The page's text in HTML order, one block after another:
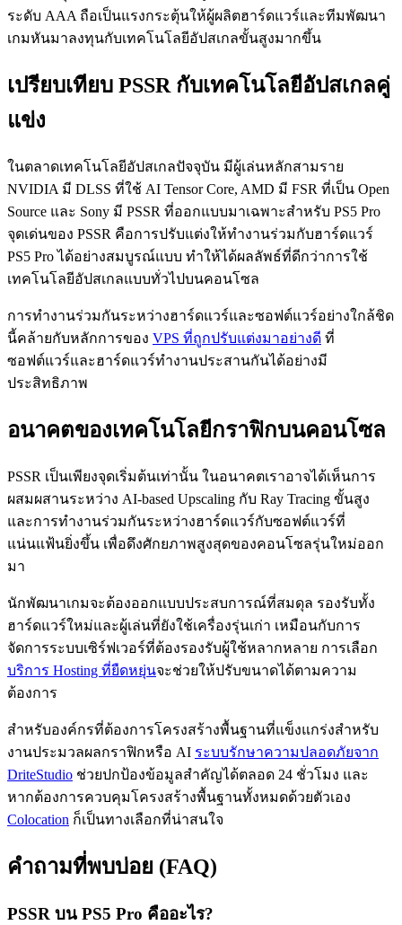
ระดับ AAA ถือเป็นแรงกระตุ้นให้ผู้ผลิตฮาร์ดแวร์และทีมพัฒนา
เกมหันมาลงทุนกับเทคโนโลยีอัปสเกลขั้นสูงมากขึ้น
เปรียบเทียบ PSSR กับเทคโนโลยีอัปสเกลคู่
แข่ง
ในตลาดเทคโนโลยีอัปสเกลปัจจุบัน มีผู้เล่นหลักสามราย
NVIDIA มี DLSS ที่ใช้ AI Tensor Core, AMD มี FSR ที่เป็น Open
Source และ Sony มี PSSR ที่ออกแบบมาเฉพาะสำหรับ PS5 Pro
จุดเด่นของ PSSR คือการปรับแต่งให้ทำงานร่วมกับฮาร์ดแวร์
PS5 Pro ได้อย่างสมบูรณ์แบบ ทำให้ได้ผลลัพธ์ที่ดีกว่าการใช้
เทคโนโลยีอัปสเกลแบบทั่วไปบนคอนโซล
การทำงานร่วมกันระหว่างฮาร์ดแวร์และซอฟต์แวร์อย่างใกล้ชิด
นี้คล้ายกับหลักการของ VPS ที่ถูกปรับแต่งมาอย่างดี ที่
ซอฟต์แวร์และฮาร์ดแวร์ทำงานประสานกันได้อย่างมี
ประสิทธิภาพ
อนาคตของเทคโนโลยีกราฟิกบนคอนโซล
PSSR เป็นเพียงจุดเริ่มต้นเท่านั้น ในอนาคตเราอาจได้เห็นการ
ผสมผสานระหว่าง AI-based Upscaling กับ Ray Tracing ขั้นสูง
และการทำงานร่วมกันระหว่างฮาร์ดแวร์กับซอฟต์แวร์ที่
แน่นแฟ้นยิ่งขึ้น เพื่อดึงศักยภาพสูงสุดของคอนโซลรุ่นใหม่ออก
มา
นักพัฒนาเกมจะต้องออกแบบประสบการณ์ที่สมดุล รองรับทั้ง
ฮาร์ดแวร์ใหม่และผู้เล่นที่ยังใช้เครื่องรุ่นเก่า เหมือนกับการ
จัดการระบบเซิร์ฟเวอร์ที่ต้องรองรับผู้ใช้หลากหลาย การเลือก
บริการ Hosting ที่ยืดหยุ่นจะช่วยให้ปรับขนาดได้ตามความ
ต้องการ
สำหรับองค์กรที่ต้องการโครงสร้างพื้นฐานที่แข็งแกร่งสำหรับ
งานประมวลผลกราฟิกหรือ AI ระบบรักษาความปลอดภัยจาก
DriteStudio ช่วยปกป้องข้อมูลสำคัญได้ตลอด 24 ชั่วโมง และ
หากต้องการควบคุมโครงสร้างพื้นฐานทั้งหมดด้วยตัวเอง
Colocation ก็เป็นทางเลือกที่น่าสนใจ
คำถามที่พบบ่อย (FAQ)
PSSR บน PS5 Pro คืออะไร?